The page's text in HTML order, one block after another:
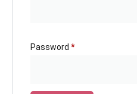
Password *